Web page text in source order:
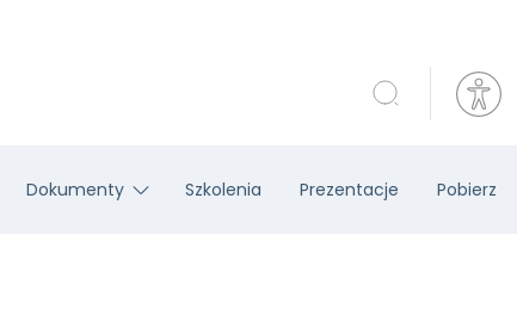
Dokumenty Szkolenia Prezentacje Pobierz